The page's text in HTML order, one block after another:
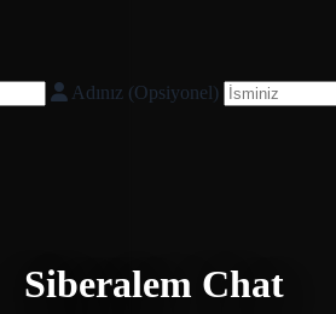
Adınız (Opsiyonel)
Siberalem Chat